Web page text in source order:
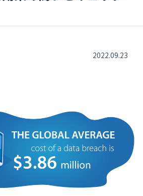
2022.09.23